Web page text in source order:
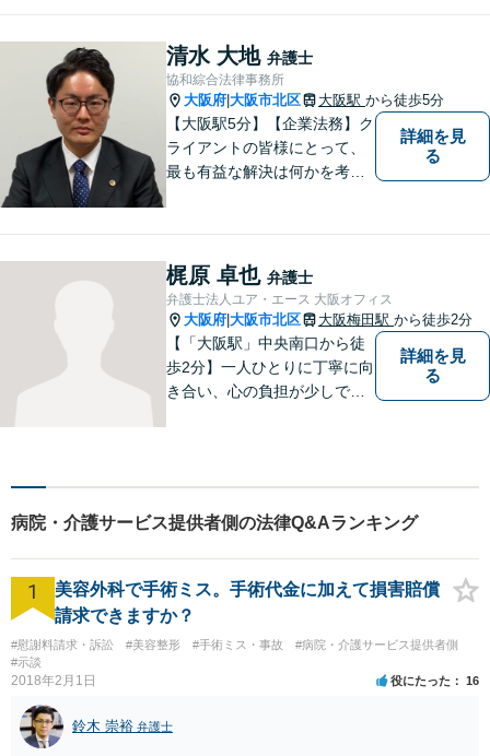
は他の弁護士宛ての場合は、
対応いたしかねます。
清水 大地 弁護士
協和綜合法律事務所
大阪府 大阪市北区 大阪駅 から徒歩5分
【大阪駅5分】【企業法務】ク
ライアントの皆様にとって、
最も有益な解決は何かを考え
からのアドバイスもできるよ
う日々精進してまいります。
詳細を見
る
梶原 卓也 弁護士
弁護士法人ユア・エース 大阪オフィス
大阪府 大阪市北区 大阪梅田駅 から徒歩2分
【「大阪駅」中央南口から徒
歩2分】一人ひとりに丁寧に向
き合い、心の負担が少しでも
えた支えを大切にしていま
す。まずはお気軽にご相談く
ださい【電話・メール面談
可】【休日面談可】
詳細を見
る
病院・介護サービス提供者側の法律Q&Aランキング
1
美容外科で手術ミス。手術代金に加えて損害賠償
請求できますか？
#慰謝料請求・訴訟 #美容整形 #手術ミス・事故
#病院・介護サービス提供者側
#示談
2018年2月1日 役にたった 16
鈴木 崇裕 弁護士